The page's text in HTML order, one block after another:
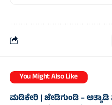
You Might Also Like
ಮಡಿಕೇರಿ | ಜೇಡಿಗುಂಡಿ –